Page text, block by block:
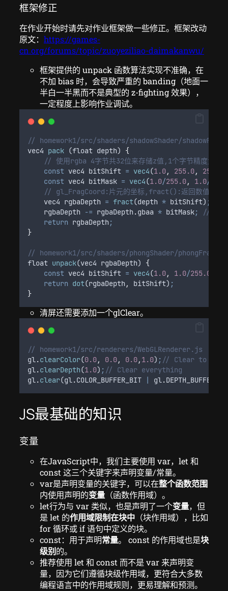
框架修正
在作业开始时请先对作业框架做一些修正。框架改动
原文： https://games-
cn.org/forums/topic/zuoyeziliao-daimakanwu/
框架提供的 unpack 函数算法实现不准确，在
不加 bias 时，会导致严重的 banding（地面一
半白一半黑而不是典型的 z-fighting 效果），
一定程度上影响作业调试。
// homework1/src/shaders/shadowShader/
vec4 pack (float depth) {
// 使用rgba 4字节共32位来存储z值,1个字节精度为1/
const vec4 bitShift = vec4(1.0, 255.0, 255.0
const vec4 bitMask = vec4(1.0/255.0, 1.0/
// gl_FragCoord:片元的坐标,fract():返回数值的小
vec4 rgbaDepth = fract(depth * bitShift) ;
rgbaDepth -= rgbaDepth.gbaa * bitMask;
//
return rgbaDepth;
}
// homework1/src/shaders/phongShader/
float unpack(vec4 rgbaDepth) {
const vec4 bitShift = vec4(1.0, 1.0/255.0
return dot(rgbaDepth, bitShift) ;
}
清屏还需要添加一个glClear。
// homework1/src/renderers/WebGLRenderer.js
gl.clearColor(0.0, 0.0, 0.0, 1.0) ; // Clear to
gl.clearDepth(1.0) ; // Clear everything
gl.clear(gl.COLOR_BUFFER_BIT gl.
JS最基础的知识
变量
在JavaScript中，我们主要使用 var，let 和
const 这三个关键字来声明变量/常量。
var是声明变量的关键字，可以在整个函数范围
内使用声明的变量 （函数作用域）。
let行为与 var 类似，也是声明了一个变量，但
是 let 的作用域限制在块中 （块作用域），比如
for 循环或 if 语句中定义的块。
const：用于声明常量。 const 的作用域也是块
级别 的。
推荐使用 let 和 const 而不是 var 来声明变
量，因为它们遵循块级作用域，更符合大多数
编程语言中的作用域规则，更易理解和预测。